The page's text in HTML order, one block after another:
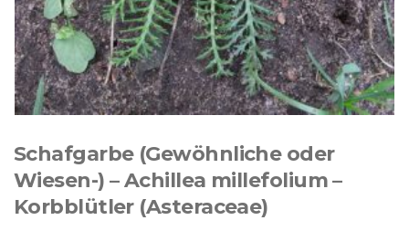
Schafgarbe (Gewöhnliche oder
Wiesen-) – Achillea millefolium –
Korbblütler (Asteraceae)